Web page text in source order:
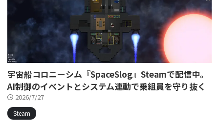
宇宙船コロニーシム『SpaceSlog』Steamで配信中。
AI制御のイベントとシステム連動で乗組員を守り抜く
2026/7/27
Steam